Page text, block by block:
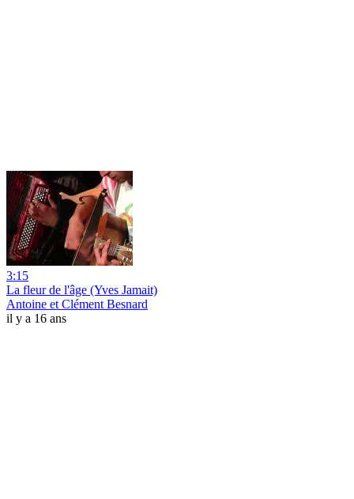
3:15
La fleur de l'âge (Yves Jamait)
Antoine et Clément Besnard
il y a 16 ans